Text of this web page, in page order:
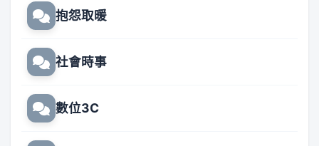
抱怨取暖
社會時事
數位3C